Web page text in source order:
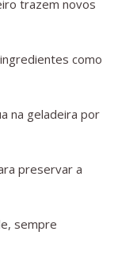
trazem novos
como
na geladeira por
preservar a
sempre